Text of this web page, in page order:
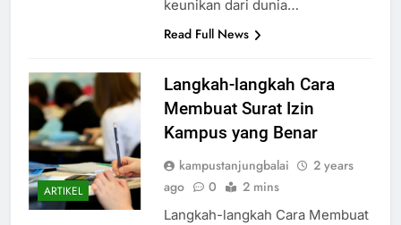
keunikan dari dunia…
Read Full News
ARTIKEL
Langkah-langkah Cara
Membuat Surat Izin
Kampus yang Benar
kampustanjungbalai
2 years
ago
0 2 mins
Langkah-langkah Cara Membuat